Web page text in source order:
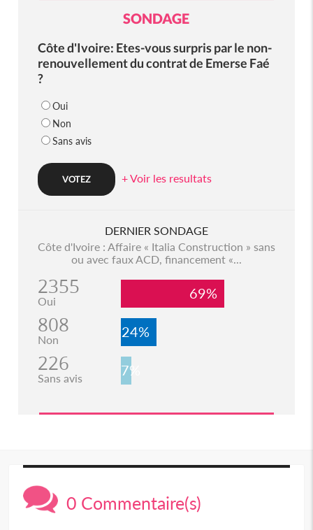
SONDAGE
Côte d'Ivoire: Etes-vous surpris par le non-
renouvellement du contrat de Emerse Faé
?
Oui
Non
Sans avis
+ Voir les resultats
DERNIER SONDAGE
Côte d'Ivoire : Affaire « Italia Construction » sans
ou avec faux ACD, financement «...
2355
Oui 69%
808
Non 24%
226
Sans avis 7%
0 Commentaire(s)